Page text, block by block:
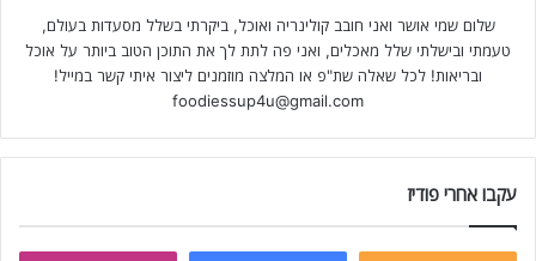
שלום שמי אושר ואני חובב קולינריה ואוכל, ביקרתי בשלל מסעדות בעולם,
טעמתי ובישלתי שלל מאכלים, ואני פה לתת לך את התוכן הטוב ביותר על אוכל
ובריאות! לכל שאלה שת"פ או המלצה מוזמנים ליצור איתי קשר במייל!
foodiessup4u@gmail.com
עקבו אחרי פודיז